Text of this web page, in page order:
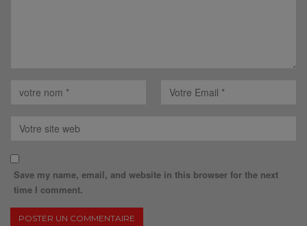
Save my name, email, and website in this browser for the next
time I comment.